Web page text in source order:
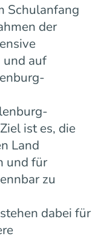
Schulanfang
der
und auf
ist es, die
Land
und für
zu
dabei für